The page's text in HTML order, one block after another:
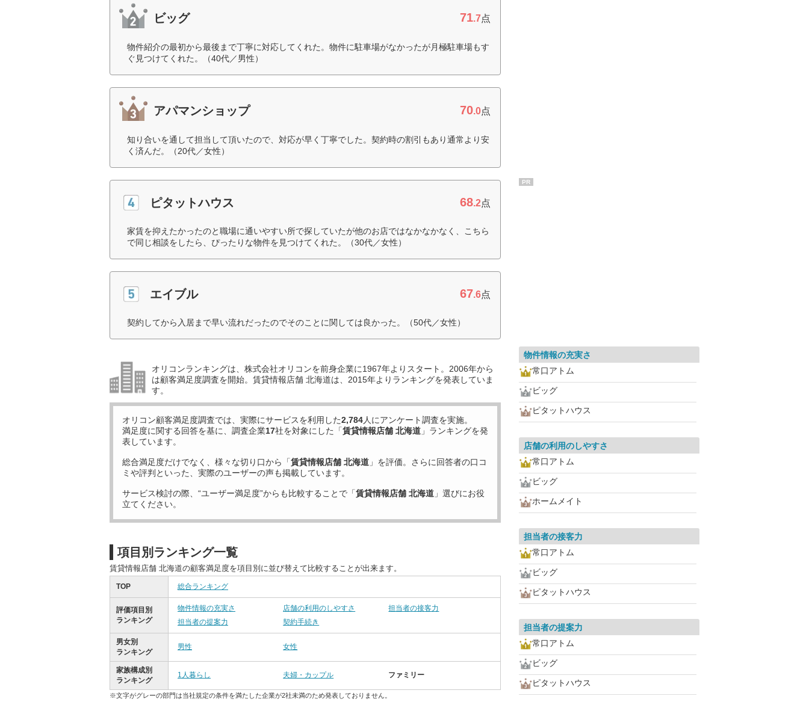
ビッグ 71.7点
物件紹介の最初から最後まで丁寧に対応してくれた。物件に駐車場がなかったが月極駐車場もす
ぐ見つけてくれた。（40代／男性）
アパマンショップ 70.0点
知り合いを通して担当して頂いたので、対応が早く丁寧でした。契約時の割引もあり通常より安
く済んだ。（20代／女性）
ピタットハウス 68.2点
家賃を抑えたかったのと職場に通いやすい所で探していたが他のお店ではなかなかなく、こちら
で同じ相談をしたら、ぴったりな物件を見つけてくれた。（30代／女性）
エイブル 67.6点
契約してから入居まで早い流れだったのでそのことに関しては良かった。（50代／女性）
オリコンランキングは、株式会社オリコンを前身企業に1967年よりスタート。2006年から
は顧客満足度調査を開始。賃貸情報店舗 北海道は、2015年よりランキングを発表していま
す。
オリコン顧客満足度調査では、実際にサービスを利用した2,784人にアンケート調査を実施。
満足度に関する回答を基に、調査企業17社を対象にした「賃貸情報店舗 北海道 」ランキングを発
表しています。
総合満足度だけでなく、様々な切り口から「賃貸情報店舗 北海道 」を評価。さらに回答者の口コ
ミや評判といった、実際のユーザーの声も掲載しています。
サービス検討の際、“ユーザー満足度”からも比較することで「賃貸情報店舗 北海道 」選びにお役
立てください。
項目別ランキング一覧
賃貸情報店舗 北海道の顧客満足度を項目別に並び替えて比較することが出来ます。
TOP 総合ランキング
評価項目別
ランキング
物件情報の充実さ 店舗の利用のしやすさ
担当者の接客力
担当者の提案力
契約手続き
男女別
ランキング
男性 女性
家族構成別
ランキング
1人暮らし 夫婦・カップル ファミリー
※文字がグレーの部門は当社規定の条件を満たした企業が2社未満のため発表しておりません。
PR
物件情報の充実さ
常口アトム
ビッグ
ピタットハウス
店舗の利用のしやすさ
常口アトム
ビッグ
ホームメイト
担当者の接客力
常口アトム
ビッグ
ピタットハウス
担当者の提案力
常口アトム
ビッグ
ピタットハウス